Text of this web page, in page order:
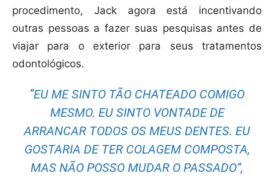
procedimento, Jack agora está incentivando
outras pessoas a fazer suas pesquisas antes de
viajar para o exterior para seus tratamentos
odontológicos.
“EU ME SINTO TÃO CHATEADO COMIGO
MESMO. EU SINTO VONTADE DE
ARRANCAR TODOS OS MEUS DENTES. EU
GOSTARIA DE TER COLAGEM COMPOSTA,
MAS NÃO POSSO MUDAR O PASSADO”,